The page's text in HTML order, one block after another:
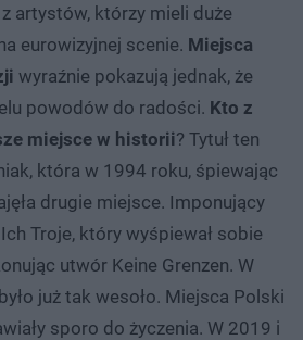
artystów, którzy mieli duże
eurowizyjnej scenie. Miejsca
wyraźnie pokazują jednak, że
powodów do radości. Kto z
miejsce w historii? Tytuł ten
która w 1994 roku, śpiewając
drugie miejsce. Imponujący
Troje, który wyśpiewał sobie
utwór Keine Grenzen. W
już tak wesoło. Miejsca Polski
sporo do życzenia. W 2019 i